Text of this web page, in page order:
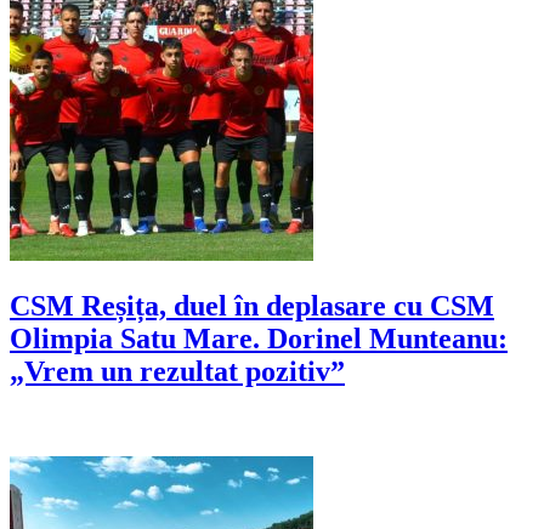
CSM Reșița, duel în deplasare cu CSM
Olimpia Satu Mare. Dorinel Munteanu:
„Vrem un rezultat pozitiv”